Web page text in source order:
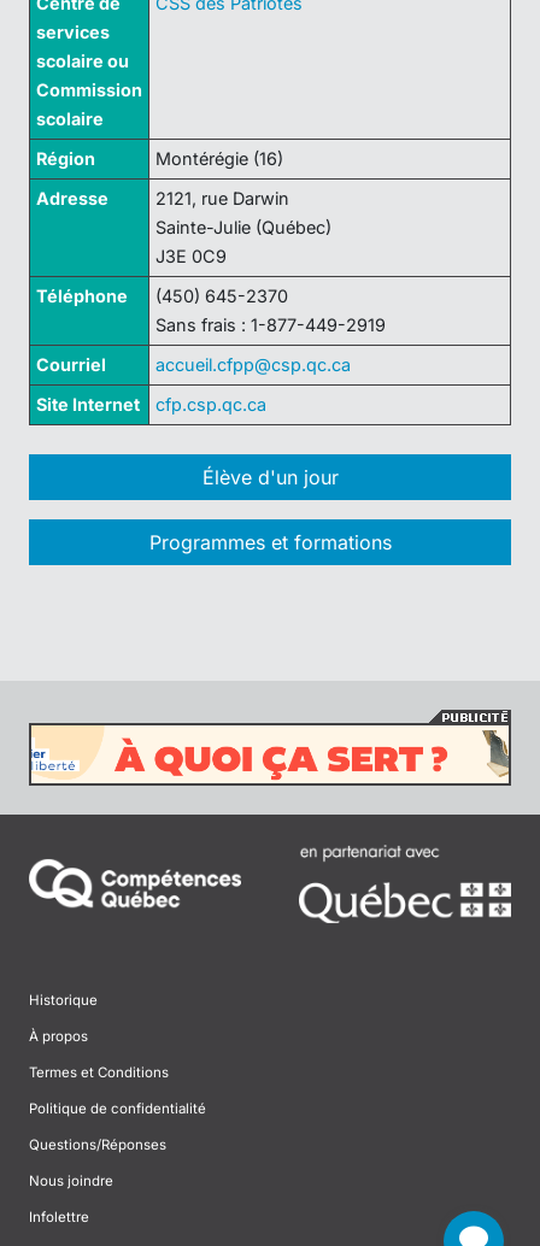
services
scolaire ou
Commission
scolaire
Région
Montérégie (16)
Adresse
2121, rue Darwin
Sainte-Julie (Québec)
J3E 0C9
Téléphone
(450) 645-2370
Sans frais : 1-877-449-2919
Courriel
accueil.cfpp@csp.qc.ca
Site Internet
cfp.csp.qc.ca
Élève d'un jour
Programmes et formations
Historique
À propos
Termes et Conditions
Politique de confidentialité
Questions/Réponses
Nous joindre
Infolettre